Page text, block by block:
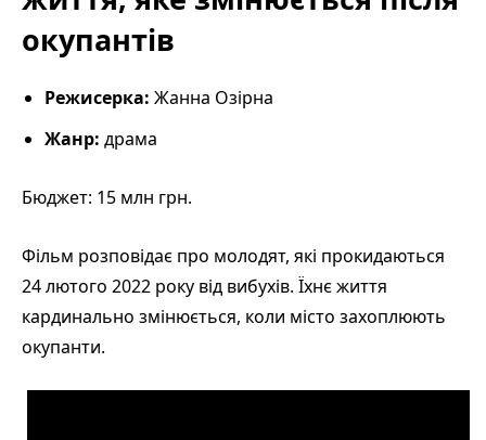
окупантів
Режисерка: Жанна Озірна
Жанр: драма
Бюджет: 15 млн грн.
Фільм розповідає про молодят, які прокидаються
24 лютого 2022 року від вибухів. Їхнє життя
кардинально змінюється, коли місто захоплюють
окупанти.